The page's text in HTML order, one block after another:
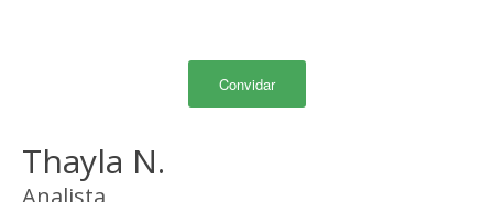
Convidar
Thayla N.
Analista